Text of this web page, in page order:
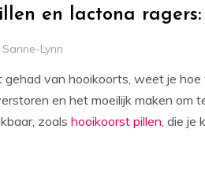
en lactona
Sanne-Lynn
van hooikoorts, weet je
en het moeilijk maken om
zoals hooikoorst pillen, die je